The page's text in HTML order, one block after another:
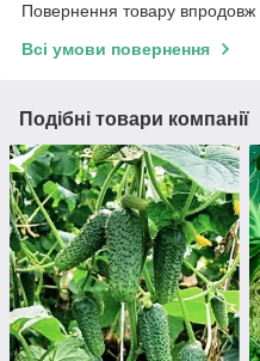
Повернення товару впродовж
Всі умови повернення
Подібні товари компанії